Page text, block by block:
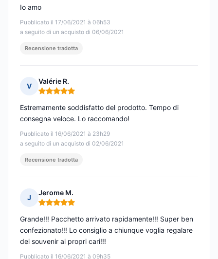
Pubblicato il 17/06/2021 à 06h53
a seguito di un acquisto di 06/06/2021
Io amo
Recensione tradotta
V
Valérie R.
Nota: 5 su 5
Pubblicato il 16/06/2021 à 23h29
a seguito di un acquisto di 02/06/2021
Estremamente soddisfatto del prodotto. Tempo di
consegna veloce. Lo raccomando!
Recensione tradotta
J
Jerome M.
Nota: 5 su 5
Pubblicato il 16/06/2021 à 09h35
Grande!!! Pacchetto arrivato rapidamente!!! Super ben
confezionato!!! Lo consiglio a chiunque voglia regalare
dei souvenir ai propri cari!!!